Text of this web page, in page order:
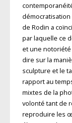
de Rodin a
par laquelle ce
et une notoriété
dire sur la
sculpture et le
rapport au
mixtes de la
volonté tant de
reproduire les